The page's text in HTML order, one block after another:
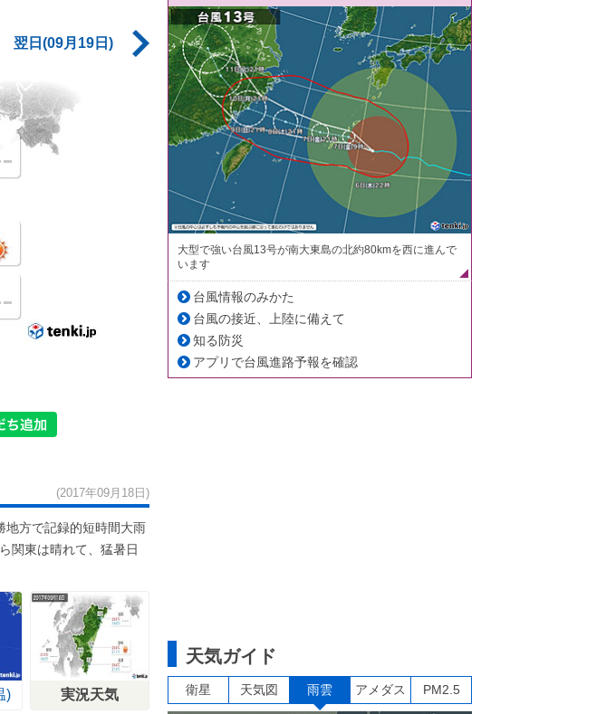
翌日(09月19日)
(2017年09月18日)
地方で記録的短時間大雨
関東は晴れて、猛暑日
) 実況天気
大型で強い台風13号が南大東島の北約80kmを西に進んで
います
台風情報のみかた
台風の接近、上陸に備えて
知る防災
アプリで台風進路予報を確認
天気ガイド
衛星 天気図 雨雲 アメダス PM2.5